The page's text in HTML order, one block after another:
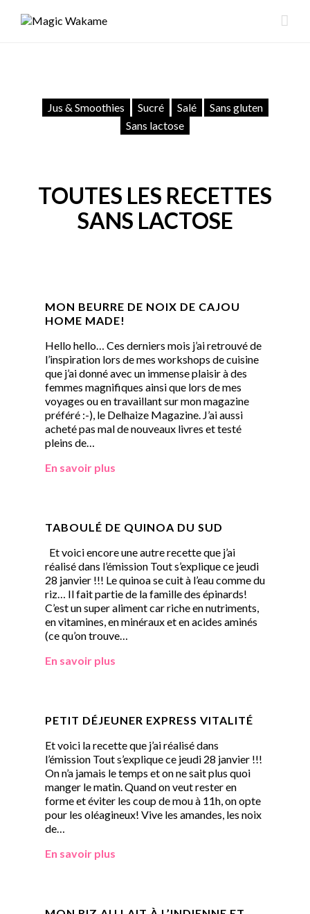
Jus & Smoothies Sucré Salé
Sans gluten
Sans lactose
TOUTES LES RECETTES
SANS LACTOSE
MON BEURRE DE NOIX DE CAJOU
HOME MADE!
Hello hello… Ces derniers mois j’ai retrouvé de
l’inspiration lors de mes workshops de cuisine
que j’ai donné avec un immense plaisir à des
femmes magnifiques ainsi que lors de mes
voyages ou en travaillant sur mon magazine
préféré :-), le Delhaize Magazine. J’ai aussi
acheté pas mal de nouveaux livres et testé
pleins de…
En savoir plus
TABOULÉ DE QUINOA DU SUD
Et voici encore une autre recette que j’ai
réalisé dans l’émission Tout s’explique ce jeudi
28 janvier !!! Le quinoa se cuit à l’eau comme du
riz… Il fait partie de la famille des épinards!
C’est un super aliment car riche en nutriments,
en vitamines, en minéraux et en acides aminés
(ce qu’on trouve…
En savoir plus
PETIT DÉJEUNER EXPRESS VITALITÉ
Et voici la recette que j’ai réalisé dans
l’émission Tout s’explique ce jeudi 28 janvier !!!
On n’a jamais le temps et on ne sait plus quoi
manger le matin. Quand on veut rester en
forme et éviter les coup de mou à 11h, on opte
pour les oléagineux! Vive les amandes, les noix
de…
En savoir plus